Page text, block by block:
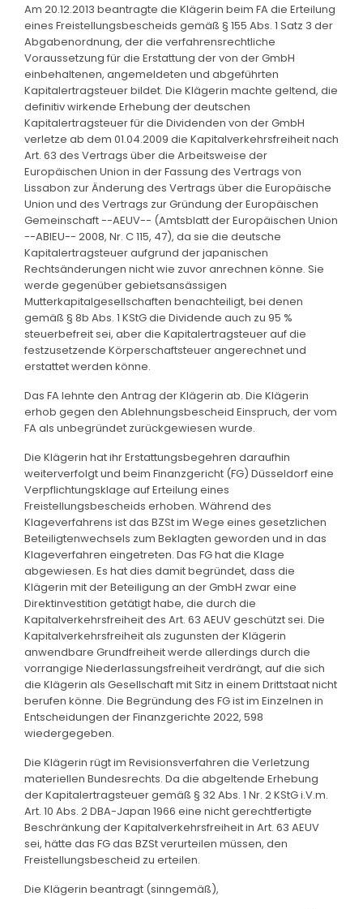
Am 20.12.2013 beantragte die Klägerin beim FA die Erteilung
eines Freistellungsbescheids gemäß § 155 Abs. 1 Satz 3 der
Abgabenordnung, der die verfahrensrechtliche
Voraussetzung für die Erstattung der von der GmbH
einbehaltenen, angemeldeten und abgeführten
Kapitalertragsteuer bildet. Die Klägerin machte geltend, die
definitiv wirkende Erhebung der deutschen
Kapitalertragsteuer für die Dividenden von der GmbH
verletze ab dem 01.04.2009 die Kapitalverkehrsfreiheit nach
Art. 63 des Vertrags über die Arbeitsweise der
Europäischen Union in der Fassung des Vertrags von
Lissabon zur Änderung des Vertrags über die Europäische
Union und des Vertrags zur Gründung der Europäischen
Gemeinschaft --AEUV-- (Amtsblatt der Europäischen Union
--ABlEU-- 2008, Nr. C 115, 47), da sie die deutsche
Kapitalertragsteuer aufgrund der japanischen
Rechtsänderungen nicht wie zuvor anrechnen könne. Sie
werde gegenüber gebietsansässigen
Mutterkapitalgesellschaften benachteiligt, bei denen
gemäß § 8b Abs. 1 KStG die Dividende auch zu 95 %
steuerbefreit sei, aber die Kapitalertragsteuer auf die
festzusetzende Körperschaftsteuer angerechnet und
erstattet werden könne.
Das FA lehnte den Antrag der Klägerin ab. Die Klägerin
erhob gegen den Ablehnungsbescheid Einspruch, der vom
FA als unbegründet zurückgewiesen wurde.
Die Klägerin hat ihr Erstattungsbegehren daraufhin
weiterverfolgt und beim Finanzgericht (FG) Düsseldorf eine
Verpflichtungsklage auf Erteilung eines
Freistellungsbescheids erhoben. Während des
Klageverfahrens ist das BZSt im Wege eines gesetzlichen
Beteiligtenwechsels zum Beklagten geworden und in das
Klageverfahren eingetreten. Das FG hat die Klage
abgewiesen. Es hat dies damit begründet, dass die
Klägerin mit der Beteiligung an der GmbH zwar eine
Direktinvestition getätigt habe, die durch die
Kapitalverkehrsfreiheit des Art. 63 AEUV geschützt sei. Die
Kapitalverkehrsfreiheit als zugunsten der Klägerin
anwendbare Grundfreiheit werde allerdings durch die
vorrangige Niederlassungsfreiheit verdrängt, auf die sich
die Klägerin als Gesellschaft mit Sitz in einem Drittstaat nicht
berufen könne. Die Begründung des FG ist im Einzelnen in
Entscheidungen der Finanzgerichte 2022, 598
wiedergegeben.
Die Klägerin rügt im Revisionsverfahren die Verletzung
materiellen Bundesrechts. Da die abgeltende Erhebung
der Kapitalertragsteuer gemäß § 32 Abs. 1 Nr. 2 KStG i.V.m.
Art. 10 Abs. 2 DBA-Japan 1966 eine nicht gerechtfertigte
Beschränkung der Kapitalverkehrsfreiheit in Art. 63 AEUV
sei, hätte das FG das BZSt verurteilen müssen, den
Freistellungsbescheid zu erteilen.
Die Klägerin beantragt (sinngemäß),